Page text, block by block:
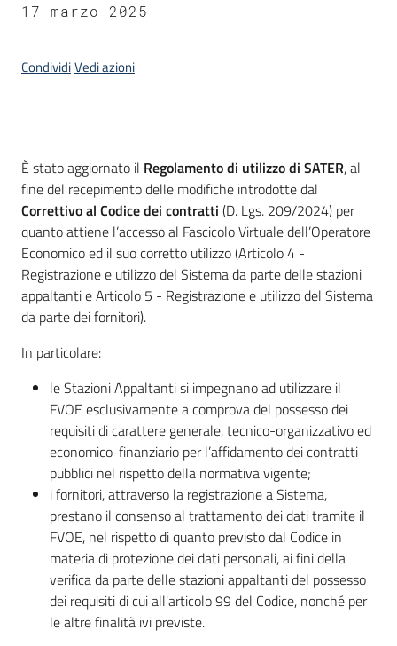
English
site
Seguici
su
17 marzo 2025
CondividiVedi azioni
Introduzione
È stato aggiornato il Regolamento di utilizzo di SATER, al
fine del recepimento delle modifiche introdotte dal
Correttivo al Codice dei contratti (D. Lgs. 209/2024) per
quanto attiene l’accesso al Fascicolo Virtuale dell’Operatore
Economico ed il suo corretto utilizzo (Articolo 4 -
Registrazione e utilizzo del Sistema da parte delle stazioni
appaltanti e Articolo 5 - Registrazione e utilizzo del Sistema
da parte dei fornitori).
In particolare:
le Stazioni Appaltanti si impegnano ad utilizzare il
FVOE esclusivamente a comprova del possesso dei
requisiti di carattere generale, tecnico-organizzativo ed
economico-finanziario per l’affidamento dei contratti
pubblici nel rispetto della normativa vigente;
i fornitori, attraverso la registrazione a Sistema,
prestano il consenso al trattamento dei dati tramite il
FVOE, nel rispetto di quanto previsto dal Codice in
materia di protezione dei dati personali, ai fini della
verifica da parte delle stazioni appaltanti del possesso
dei requisiti di cui all'articolo 99 del Codice, nonché per
le altre finalità ivi previste.